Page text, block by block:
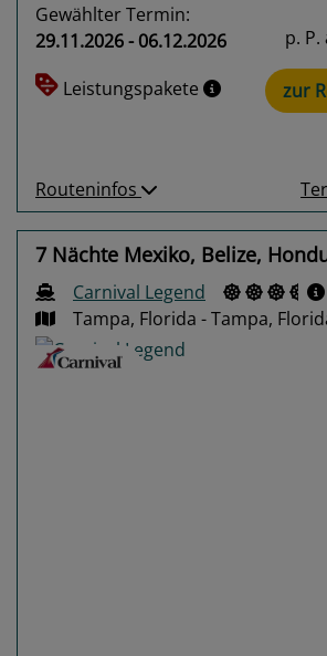
Gewählter Termin:
29.11.2026 - 06.12.2026
Leistungspakete
p. P.
zur
Routeninfos
7 Nächte Mexiko, Belize,
Carnival Legend
Tampa, Florida - Tampa,